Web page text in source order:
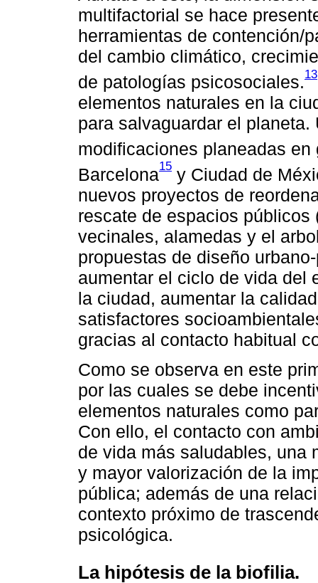
multifactorial se hace
herramientas de contención/
del cambio climático,
de patologías psicosociales.13
elementos naturales en la
para salvaguardar el
modificaciones planeadas
Barcelona15 y Ciudad de
nuevos proyectos de
rescate de espacios
vecinales, alamedas y el
propuestas de diseño
aumentar el ciclo de vida del
la ciudad, aumentar la
satisfactores
gracias al contacto habitual
Como se observa en este
por las cuales se debe
elementos naturales como
Con ello, el contacto con
de vida más saludables, una
y mayor valorización de la
pública; además de una
contexto próximo de
psicológica.
La hipótesis de la biofilia.